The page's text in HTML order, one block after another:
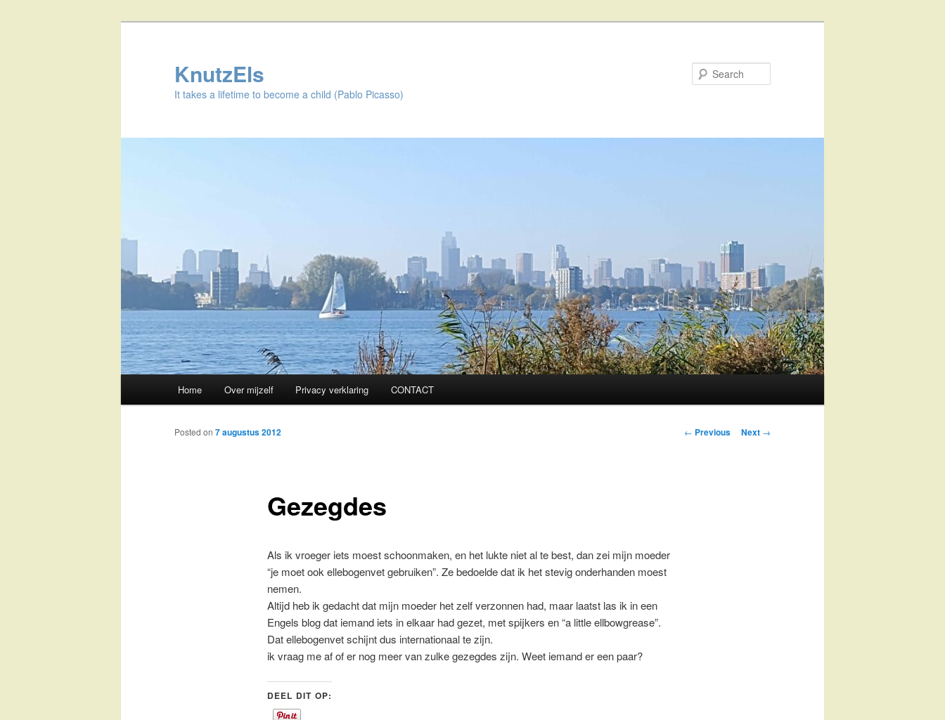
KnutzEls
It takes a lifetime to become a child (Pablo Picasso)
Skip
to
Home Over mijzelf Privacy verklaring CONTACT
Post
← Previous Next →
Gezegdes
Posted on 7 augustus 2012
Als ik vroeger iets moest schoonmaken, en het lukte niet al te best, dan zei mijn moeder
“je moet ook ellebogenvet gebruiken”. Ze bedoelde dat ik het stevig onderhanden moest
nemen.
Altijd heb ik gedacht dat mijn moeder het zelf verzonnen had, maar laatst las ik in een
Engels blog dat iemand iets in elkaar had gezet, met spijkers en “a little ellbowgrease”.
Dat ellebogenvet schijnt dus internationaal te zijn.
ik vraag me af of er nog meer van zulke gezegdes zijn. Weet iemand er een paar?
DEEL DIT OP: